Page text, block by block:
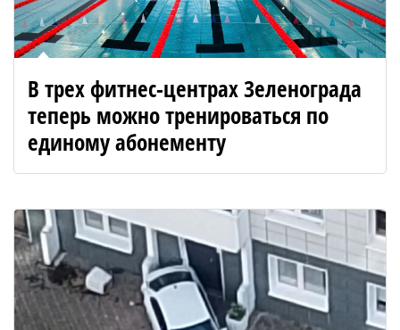
В трех фитнес-центрах Зеленограда
теперь можно тренироваться по
единому абонементу